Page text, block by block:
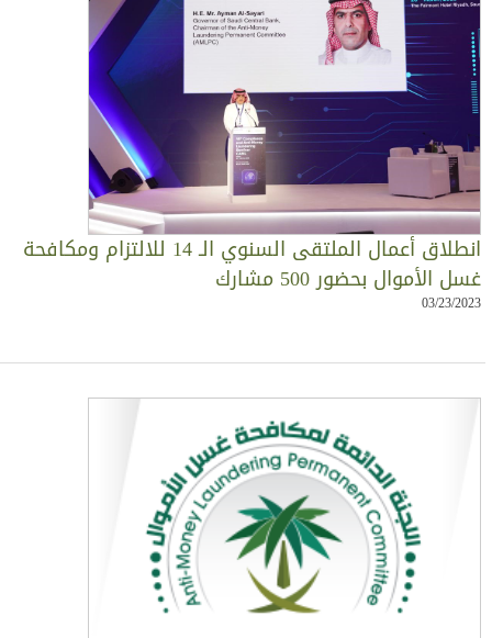
انطلاق أعمال الملتقى السنوي الـ 14 للالتزام ومكافحة
الأموال بحضور 500 مشارك
03/23/